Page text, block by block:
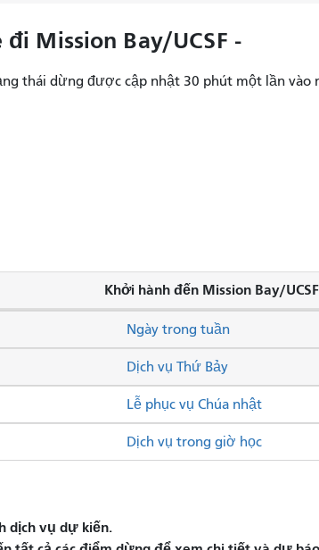
thế
Mission Bay/UCSF -
thái dừng được cập nhật 30 phút một lần vào
Khởi hành đến Mission Bay/UCSF
Dịch vụ Thứ Bảy
Lễ phục vụ Chúa nhật
Ngày trong tuần
Dịch vụ trong giờ học
dịch vụ dự kiến.